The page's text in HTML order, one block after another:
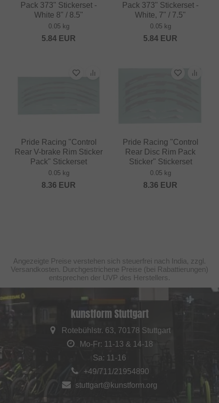
Pack 373" Stickerset -
White 8" / 8.5"
0.05 kg
5.84 EUR
Pack 373" Stickerset -
White, 7" / 7.5"
0.05 kg
5.84 EUR
Pride Racing "Control
Rear V-brake Rim Sticker
Pack" Stickerset
0.05 kg
8.36 EUR
Pride Racing "Control
Rear Disc Rim Pack
Sticker" Stickerset
0.05 kg
8.36 EUR
Angezeigte Preise verstehen sich steuerfrei nach India, zzgl.
Versandkosten. Durchgestrichene Preise (bei Rabattierungen)
entsprechen der UVP des Herstellers.
kunstform Stuttgart
Rotebühlstr. 63, 70178 Stuttgart
Mo-Fr: 11-13 & 14-18
Sa: 11-16
+49/711/21954890
stuttgart@kunstform.org